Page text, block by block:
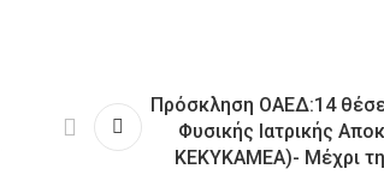
Πρόσκληση ΟΑΕΔ:14
Φυσικής Ιατρικής
ΚΕΚΥΚΑΜΕΑ)- Μέχρι τη